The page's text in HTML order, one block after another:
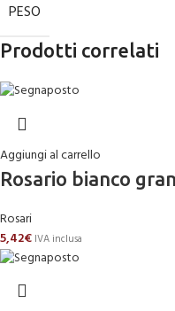
PESO
Prodotti correlati
Aggiungi al carrello
Rosario bianco
Rosari
5,42€ IVA inclusa